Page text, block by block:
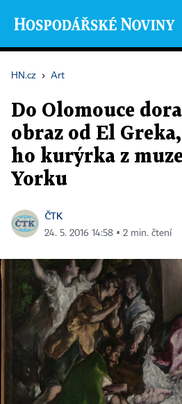
HN.cz › Art
Do Olomouce
obraz od El
ho kurýrka z
Yorku
ČTK
24. 5. 2016 14:58 ▪ 2 min. čtení